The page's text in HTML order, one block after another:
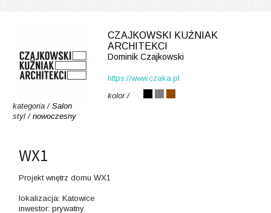
CZAJKOWSKI KUŹNIAK
ARCHITEKCI
Dominik Czajkowski
https://www.czaka.pl
kolor /
kategoria / Salon
styl / nowoczesny
WX1
Projekt wnętrz domu WX1
lokalizacja: Katowice
inwestor: prywatny